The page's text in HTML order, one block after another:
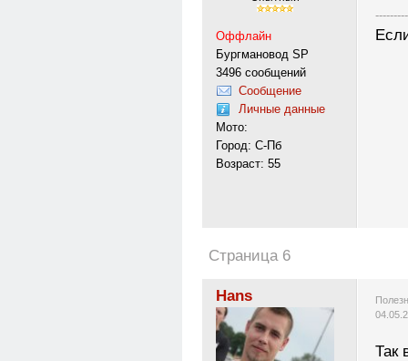
Оффлайн
Бургмановод SP
3496 сообщений
Сообщение
Личные данные
Мото:
Город: С-Пб
Возраст: 55
Страница 6
Hans
Так